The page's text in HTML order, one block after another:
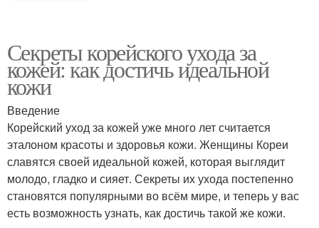
Секреты корейского ухода за
кожей: как достичь идеальной
кожи
Введение
Корейский уход за кожей уже много лет считается
эталоном красоты и здоровья кожи. Женщины Кореи
славятся своей идеальной кожей, которая выглядит
молодо, гладко и сияет. Секреты их ухода постепенно
становятся популярными во всём мире, и теперь у вас
есть возможность узнать, как достичь такой же кожи.